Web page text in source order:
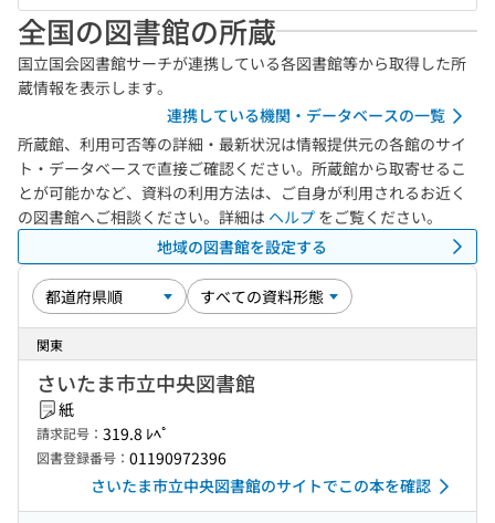
全国の図書館の所蔵
国立国会図書館サーチが連携している各図書館等から取得した所
蔵情報を表示します。
連携している機関・データベースの一覧
所蔵館、利用可否等の詳細・最新状況は情報提供元の各館のサイ
ト・データベースで直接ご確認ください。所蔵館から取寄せるこ
とが可能かなど、資料の利用方法は、ご自身が利用されるお近く
の図書館へご相談ください。詳細は ヘルプ をご覧ください。
地域の図書館を設定する
関東
さいたま市立中央図書館
紙
請求記号： 319.8 ﾚﾍﾟ
図書登録番号： 01190972396
さいたま市立中央図書館のサイトでこの本を確認